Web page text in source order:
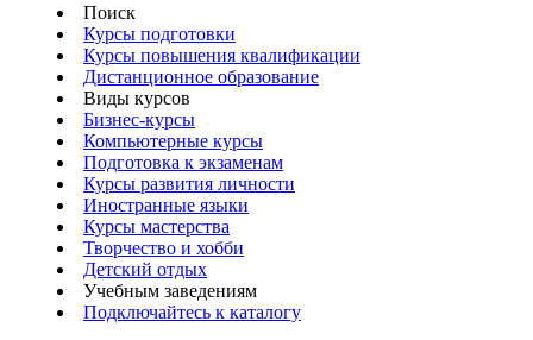
Поиск
Курсы подготовки
Курсы повышения квалификации
Дистанционное образование
Виды курсов
Бизнес-курсы
Компьютерные курсы
Подготовка к экзаменам
Курсы развития личности
Иностранные языки
Курсы мастерства
Творчество и хобби
Детский отдых
Учебным заведениям
Подключайтесь к каталогу